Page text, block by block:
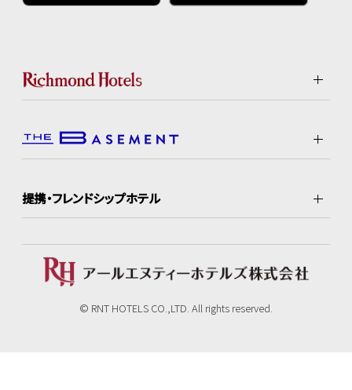
提携・フレンドシップホテル
© RNT HOTELS CO.,LTD. All rights reserved.